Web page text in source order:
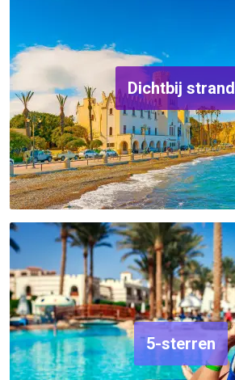
Dichtbij strand
5-sterren